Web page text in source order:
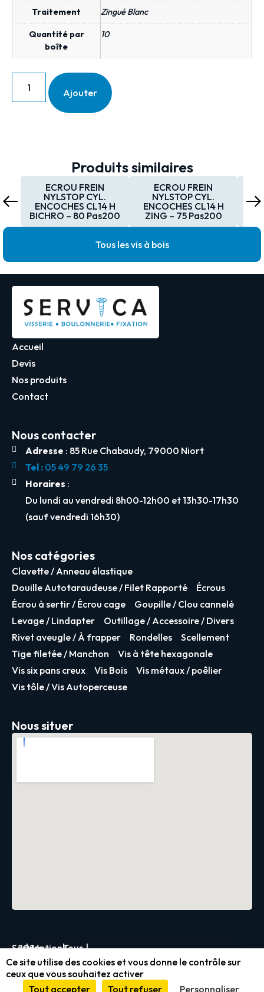
Traitement Zingué Blanc
Quantité par
boîte
10
Ajouter
Produits similaires
ECROU FREIN
NYLSTOP CYL.
ENCOCHES CL14 H
BICHRO – 80 Pas200
ECROU FREIN
NYLSTOP CYL.
ENCOCHES CL14 H
ZING – 75 Pas200
Tous les vis à bois
Accueil
Devis
Nos produits
Contact
Nous contacter
Adresse : 85 Rue Chabaudy, 79000 Niort
Tel :05 49 79 26 35
Horaires :
Du lundi au vendredi 8h00-12h00 et 13h30-17h30
(sauf vendredi 16h30)
Nos catégories
Clavette / Anneau élastique
Douille Autotaraudeuse / Filet Rapporté
Écrous
Écrou à sertir / Écrou cage
Goupille / Clou cannelé
Levage / Lindapter
Outillage / Accessoire / Divers
Rivet aveugle / À frapper
Rondelles
Scellement
Tige filetée / Manchon
Vis à tête hexagonale
Vis six pans creux
Vis Bois
Vis métaux / poêlier
Vis tôle / Vis Autoperceuse
Nous situer
Servica
2026
|Mentions
légales
et
|Tous
droits
réservés
|
Ce site utilise des cookies et vous donne le contrôle sur
ceux que vous souhaitez activer
Tout accepter
Tout refuser Personnaliser